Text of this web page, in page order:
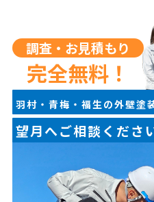
調査・お見積もり
完全無料！
羽村・青梅・福生の外壁塗
望月へご相談くださ